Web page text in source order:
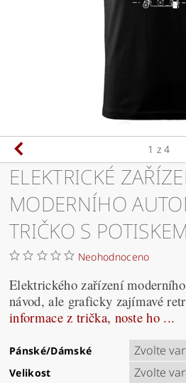
1 z 4
ELEKTRICKÉ
MODERNÍHO
TRIČKO S POTISKEM
Neohodnoceno
Elektrického zařízení
návod, ale graficky zajímavé
informace z trička, noste ho ...
Pánské/Dámské
Velikost